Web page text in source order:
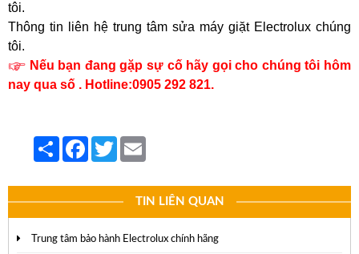
tôi.
Thông tin liên hệ trung tâm sửa máy giặt Electrolux chúng
tôi.
Nếu bạn đang gặp sự cố hãy gọi cho chúng tôi hôm
nay qua số . Hotline:0905 292 821.
Share FacebookTwitter
TIN LIÊN QUAN
Trung tâm bảo hành Electrolux chính hãng